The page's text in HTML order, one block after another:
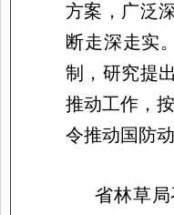
方案，广泛
断走深走实
制，研究提
推动工作，
令推动国防
省林草